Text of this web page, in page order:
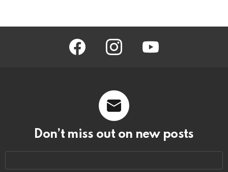
facebook instagram youtube
Don’t miss out on new posts